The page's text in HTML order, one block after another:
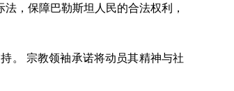
，保障巴勒斯坦人民的合法权利，
。 宗教领袖承诺将动员其精神与社